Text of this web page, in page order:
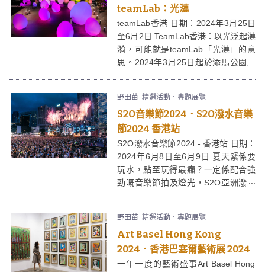
術家和社區提供互動與交流的機會。
teamLab：光漣
teamLab香港 日期：2024年3月25日
至6月2日 TeamLab香港：以光泛起漣
漪，可能就是teamLab「光漣」的意
思。2024年3月25日起於添馬公園及
百個色彩繽紛的發光蛋形裝置藝術，
是藝術@維港2024的其中一個重點項
目，大家準備好參加這個震撼眼球的
迷幻派對吧！
野田苗 精選活動．專題展覽
S2O音樂節2024．S2O潑水音樂
節2024 香港站
S2O潑水音樂節2024 - 香港站 日期：
2024年6月8日至6月9日 夏天緊係要
玩水，點至玩得最癲？一定係配合強
勁嘅音樂節拍及燈光，S2O亞洲潑水
DJ及歌手在澎湃的氣氛下與大家濕身
狂歡。S2O亞洲潑水音樂節門票現已
開始發售。
野田苗 精選活動．專題展覽
Art Basel Hong Kong
2024．香港巴塞爾藝術展 2024
一年一度的藝術盛事Art Basel Hong